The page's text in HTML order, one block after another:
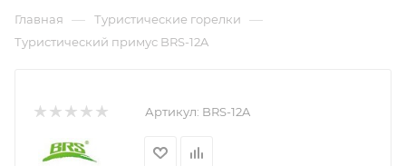
Главная — Туристические горелки —
Туристический примус BRS-12A
Артикул: BRS-12A